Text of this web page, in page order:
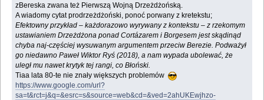
zBereska zwana też Pierwszą Wojną Drzeżdżońską.
A wiadomy cytat prodrzeżdżoński, ponoć porwany z kretekstu;
Efektowny przykład – każdorazowo wyrywany z kontekstu – z rzekomym
ustawianiem Drzeżdżona ponad Cortázarem i Borgesem jest skądinąd
chyba naj-częściej wysuwanym argumentem przeciw Berezie. Podważył
go niedawno Paweł Wiktor Ryś (2018), a nam wypada ubolewać, że
uległ mu nawet krytyk tej rangi, co Błoński.
Tiaa lata 80-te nie znały większych problemów
https://www.google.com/url?
sa=t&rct=j&q=&esrc=s&source=web&cd=&ved=2ahUKEwjhzo-